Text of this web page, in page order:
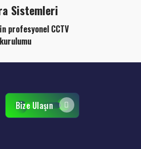
Sistemleri
profesyonel CCTV
kurulumu
Bize Ulaşın